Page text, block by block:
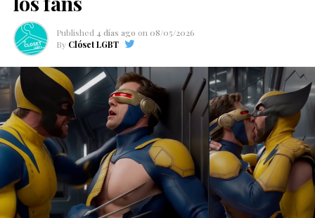
Published 4 días ago on 08/05/2026
By Clóset LGBT